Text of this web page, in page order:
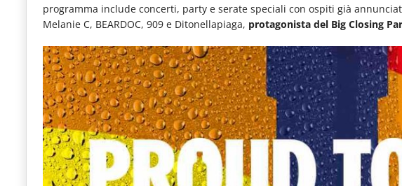
le
del
comparto
Horeca.
programma include concerti, party e serate speciali con ospiti già
Melanie C, BEARDOC, 909 e Ditonellapiaga, protagonista del Big Closing